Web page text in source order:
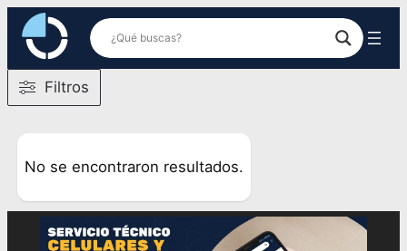
Saltar
contenido
Filtros
No se encontraron resultados.